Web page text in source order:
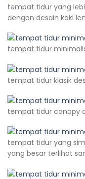
tempat tidur yang
dengan desain kaki
tempat tidur
tempat tidur klasik
tempat tidur canopy
tempat tidur yang
yang besar terlihat